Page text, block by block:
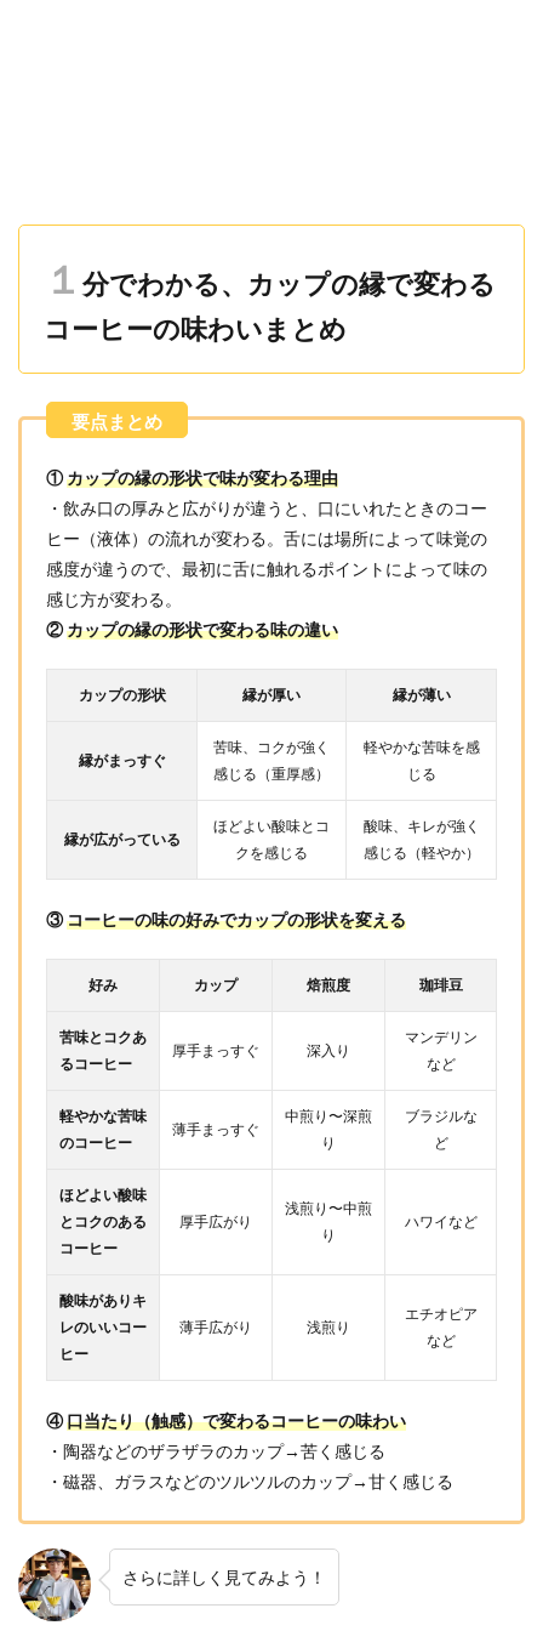
１ 分でわかる、カップの縁で変わる
コーヒーの味わいまとめ
①カップの縁の形状で味が変わる理由
・飲み口の厚みと広がりが違うと、口にいれたときのコー
ヒー（液体）の流れが変わる。舌には場所によって味覚の
感度が違うので、最初に舌に触れるポイントによって味の
感じ方が変わる。
②カップの縁の形状で変わる味の違い
カップの形状 縁が厚い 縁が薄い
縁がまっすぐ
苦味、コクが強く
感じる（重厚感）
軽やかな苦味を感
じる
縁が広がっている
ほどよい酸味とコ
クを感じる
酸味、キレが強く
感じる（軽やか）
③コーヒーの味の好みでカップの形状を変える
好み カップ 焙煎度 珈琲豆
苦味とコクあ
るコーヒー
厚手まっすぐ 深入り
マンデリン
など
軽やかな苦味
のコーヒー
薄手まっすぐ
中煎り〜深煎
り
ブラジルな
ど
ほどよい酸味
とコクのある
コーヒー
厚手広がり
浅煎り〜中煎
り
ハワイなど
酸味がありキ
レのいいコー
ヒー
薄手広がり 浅煎り
エチオピア
など
④口当たり（触感）で変わるコーヒーの味わい
・陶器などのザラザラのカップ→苦く感じる
・磁器、ガラスなどのツルツルのカップ→甘く感じる
さらに詳しく見てみよう！